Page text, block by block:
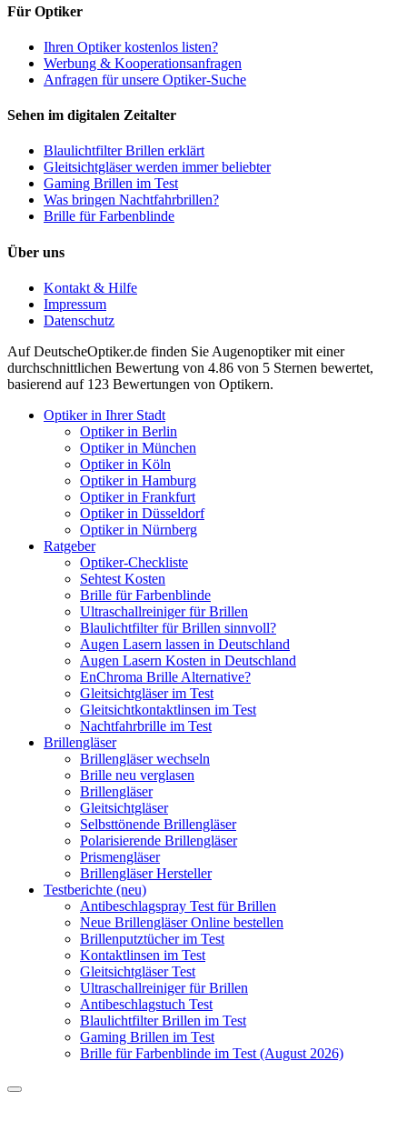
Für Optiker
Ihren Optiker kostenlos listen?
Werbung & Kooperationsanfragen
Anfragen für unsere Optiker-Suche
Sehen im digitalen Zeitalter
Blaulichtfilter Brillen erklärt
Gleitsichtgläser werden immer beliebter
Gaming Brillen im Test
Was bringen Nachtfahrbrillen?
Brille für Farbenblinde
Über uns
Kontakt & Hilfe
Impressum
Datenschutz
AufDeutscheOptiker.de finden Sie Augenoptiker mit einer
durchschnittlichen Bewertung von 4.86 von 5 Sternen bewertet,
basierend auf 123 Bewertungen von Optikern.
Optiker in Ihrer Stadt
Optiker in Berlin
Optiker in München
Optiker in Köln
Optiker in Hamburg
Optiker in Frankfurt
Optiker in Düsseldorf
Optiker in Nürnberg
Ratgeber
Optiker-Checkliste
Sehtest Kosten
Brille für Farbenblinde
Ultraschallreiniger für Brillen
Blaulichtfilter für Brillen sinnvoll?
Augen Lasern lassen in Deutschland
Augen Lasern Kosten in Deutschland
EnChroma Brille Alternative?
Gleitsichtgläser im Test
Gleitsichtkontaktlinsen im Test
Nachtfahrbrille im Test
Brillengläser
Brillengläser wechseln
Brille neu verglasen
Brillengläser
Gleitsichtgläser
Selbsttönende Brillengläser
Polarisierende Brillengläser
Prismengläser
Brillengläser Hersteller
Testberichte (neu)
Antibeschlagspray Test für Brillen
Neue Brillengläser Online bestellen
Brillenputztücher im Test
Kontaktlinsen im Test
Gleitsichtgläser Test
Ultraschallreiniger für Brillen
Antibeschlagstuch Test
Blaulichtfilter Brillen im Test
Gaming Brillen im Test
Brille für Farbenblinde im Test (August 2026)